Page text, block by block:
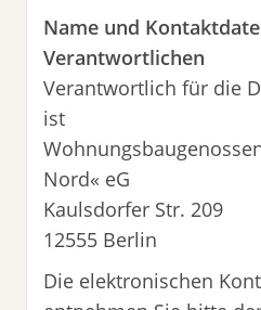
Name und
Verantwortlichen
Verantwortlich für die
ist
Nord« eG
Kaulsdorfer Str. 209
12555 Berlin
Die elektronischen